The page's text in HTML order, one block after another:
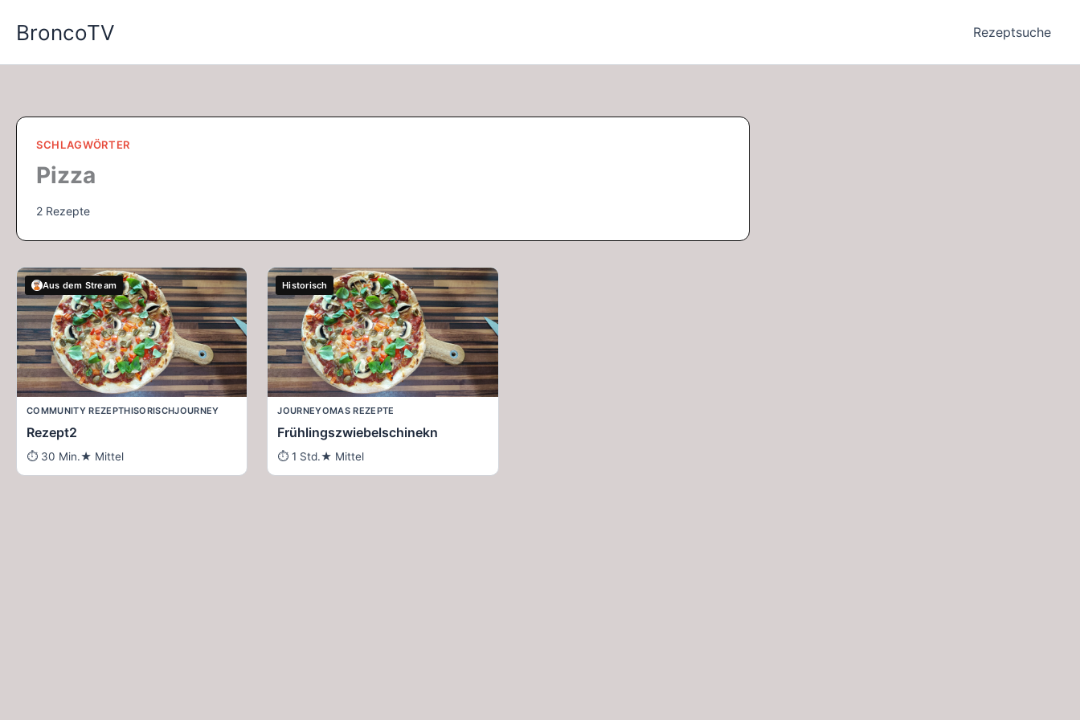
InhaltBroncoTV Rezeptsuche
SCHLAGWÖRTER
Pizza
2 Rezepte
Aus dem Stream
COMMUNITY REZEPTHISORISCHJOURNEY
Rezept2
30 Min. Mittel
Historisch
JOURNEYOMAS REZEPTE
Frühlingszwiebelschinekn
1 Std. Mittel